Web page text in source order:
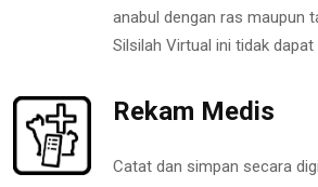
anabul dengan ras maupun
Silsilah Virtual ini tidak dapat
Rekam Medis
Catat dan simpan secara